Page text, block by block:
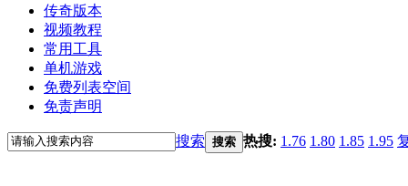
传奇版本
视频教程
常用工具
单机游戏
免费列表空间
免责声明
搜索 搜索 热搜: 1.76 1.80 1.85 1.95